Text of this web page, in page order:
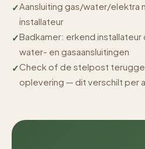
Aansluiting gas/water/elektra
installateur
Badkamer: erkend
water- en gasaansluitingen
Check of de stelpost
oplevering — dit verschilt per